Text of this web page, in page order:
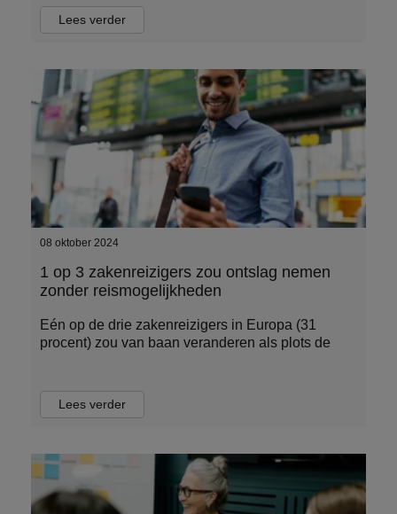
Lees verder
08 oktober 2024
1 op 3 zakenreizigers zou ontslag nemen
zonder reismogelijkheden
Eén op de drie zakenreizigers in Europa (31
procent) zou van baan veranderen als plots de
Lees verder